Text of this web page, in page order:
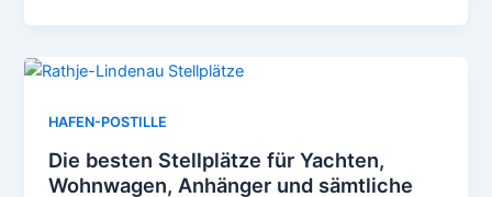
HAFEN-POSTILLE
Die besten Stellplätze für Yachten,
Wohnwagen, Anhänger und sämtliche